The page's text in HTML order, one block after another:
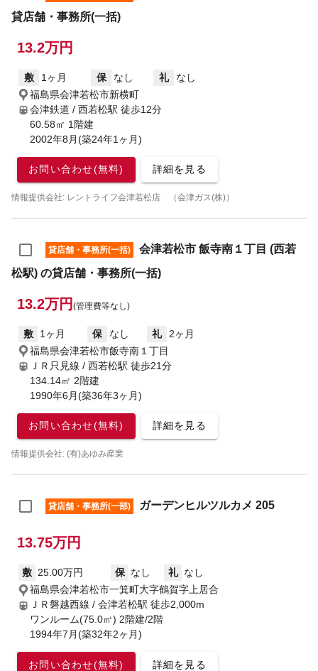
貸店舗・事務所(一括)
13.2万円
敷 1ヶ月 保 なし 礼
なし
福島県会津若松市新横町
会津鉄道 / 西若松駅 徒歩12分
60.58㎡ 1階建
2002年8月(築24年1ヶ月)
お問い合わせ(無料) 詳細を見る
情報提供会社: レントライフ会津若松店 （会津ガス(株)）
貸店舗・事務所(一括)
会津若松市 飯寺南１丁目 (西若
松駅) の貸店舗・事務所(一括)
13.2万円 (管理費等なし)
敷 1ヶ月 保 なし 礼
2ヶ月
福島県会津若松市飯寺南１丁目
ＪＲ只見線 / 西若松駅 徒歩21分
134.14㎡ 2階建
1990年6月(築36年3ヶ月)
お問い合わせ(無料) 詳細を見る
情報提供会社: (有)あゆみ産業
貸店舗・事務所(一部) ガーデンヒルツルカメ 205
13.75万円
敷 25.00万円 保 なし 礼 なし
福島県会津若松市一箕町大字鶴賀字上居合
ＪＲ磐越西線 / 会津若松駅 徒歩2,000m
ワンルーム(75.0㎡) 2階建/2階
1994年7月(築32年2ヶ月)
お問い合わせ(無料) 詳細を見る